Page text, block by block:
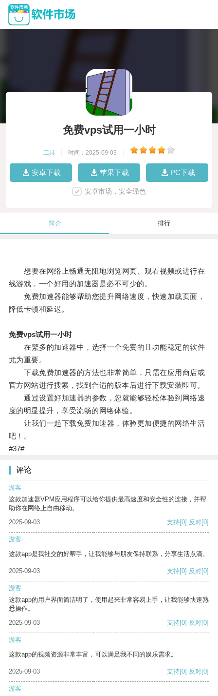
免费vps试用一小时
工具 时间：2025-09-03
安卓下载 苹果下载 PC下载
安卓市场，安全绿色
简介 排行
想要在网络上畅通无阻地浏览网页、观看视频或进行在
线游戏，一个好用的加速器是必不可少的。
免费加速器能够帮助您提升网络速度，快速加载页面，
降低卡顿和延迟。
免费vps试用一小时
在繁多的加速器中，选择一个免费的且功能稳定的软件
尤为重要。
下载免费加速器的方法也非常简单，只需在应用商店或
官方网站进行搜索，找到合适的版本后进行下载安装即可。
通过设置好加速器的参数，您就能够轻松体验到网络速
度的明显提升，享受流畅的网络体验。
让我们一起下载免费加速器，体验更加便捷的网络生活
吧！。
#37#
评论
游客
这款加速器VPM应用程序可以给你提供最高速度和安全性的连接，并帮
助你在网络上自由移动。
2025-09-03
支持[0] 反对[0]
游客
这款app是我社交的好帮手，让我能够与朋友保持联系，分享生活点滴。
2025-09-03 支持[0] 反对[0]
游客
这款app的用户界面简洁明了，使用起来非常容易上手，让我能够快速熟
悉操作。
2025-09-03
支持[0] 反对[0]
游客
这款app的视频资源非常丰富，可以满足我不同的娱乐需求。
2025-09-03 支持[0] 反对[0]
游客